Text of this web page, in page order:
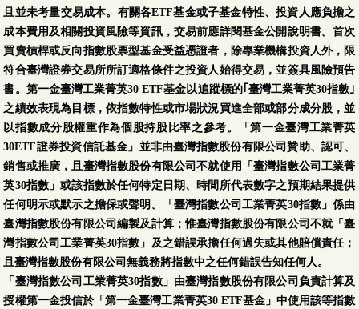
且並未考量交易成本。有關各ETF基金或子基金特性、投資人應負擔之
成本費用及相關投資風險等資訊，交易前應詳閱基金公開說明書。首次
買賣槓桿或反向指數股票型基金受益憑證者，除專業機構投資人外，限
符合臺灣證券交易所所訂適格條件之投資人始得交易，並簽具風險預告
書。第一金臺灣工業菁英30 ETF基金以追蹤標的｢臺灣工業菁英30指數｣
之績效表現為目標，依指數特性或市場狀況買進全部或部分成分股，並
以指數成分股權重作為個股持股比率之參考。「第一金臺灣工業菁英
30ETF證券投資信託基金」並非由臺灣指數股份有限公司贊助、認可、
銷售或推廣，且臺灣指數股份有限公司不就使用「臺灣指數公司工業菁
英30指數」或該指數於任何特定日期、時間所代表數字之預期結果提供
任何明示或默示之擔保或聲明。「臺灣指數公司工業菁英30指數」係由
臺灣指數股份有限公司編製及計算；惟臺灣指數股份有限公司不就「臺
灣指數公司工業菁英30指數」及之錯誤承擔任何過失或其他賠償責任；
且臺灣指數股份有限公司無義務將指數中之任何錯誤告知任何人。
「臺灣指數公司工業菁英30指數」由臺灣指數股份有限公司負責計算及
授權第一金投信於「第一金臺灣工業菁英30 ETF基金」中使用該等指數